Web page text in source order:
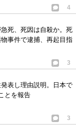
4
死、死因は自殺か。死
事件で逮捕、再起目指
3
表し理由説明。日本で
とを報告
3